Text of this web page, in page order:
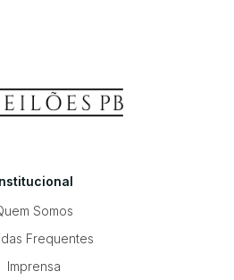
Somos
Frequentes
Imprensa